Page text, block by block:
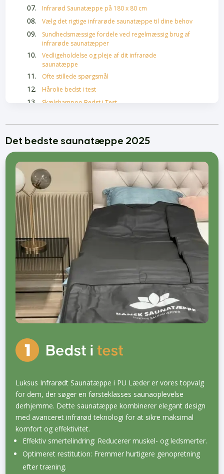
Infrarød Saunatæppe på 180 x 80 cm
Vælg det rigtige infrarøde saunatæppe til dine behov
Sundhedsmæssige fordele ved regelmæssig brug af
infrarøde saunatæpper
Vedligeholdelse og pleje af dit infrarøde
saunatæppe
Ofte stillede spørgsmål
Hårolie bedst i test
Skælshampoo Bedst i Test
Føntørrer bedst i test
Det bedste saunatæppe 2025
Luksus Infrarødt Saunatæppe i PU Læder er vores topvalg
for dem, der søger en førsteklasses saunaoplevelse
derhjemme. Dette saunatæppe kombinerer elegant design
med avanceret infrarød teknologi for at sikre maksimal
komfort og effektivitet.
Effektiv smertelindring: Reducerer muskel- og ledsmerter.
Optimeret restitution: Fremmer hurtigere genopretning
efter træning.